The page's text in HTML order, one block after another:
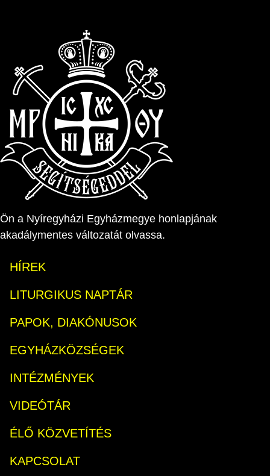
Ön a Nyíregyházi Egyházmegye honlapjának
akadálymentes változatát olvassa.
HÍREK
LITURGIKUS NAPTÁR
PAPOK, DIAKÓNUSOK
EGYHÁZKÖZSÉGEK
INTÉZMÉNYEK
VIDEÓTÁR
ÉLŐ KÖZVETÍTÉS
KAPCSOLAT